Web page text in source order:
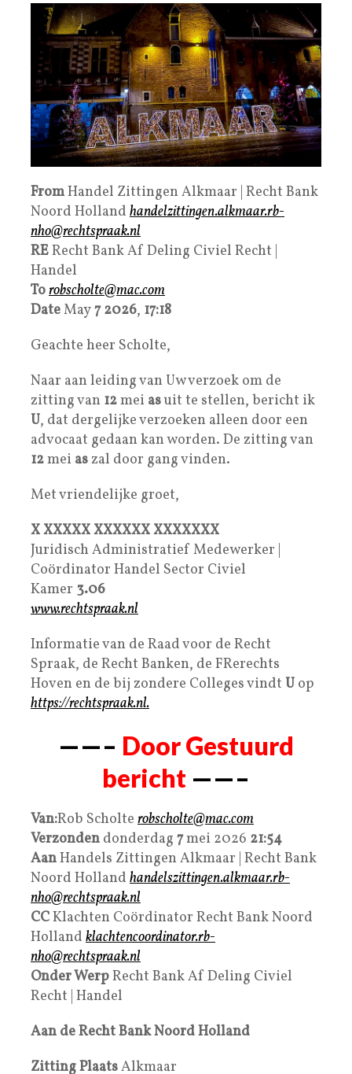
FromHandel Zittingen Alkmaar | Recht Bank
Noord Holland handelzittingen.alkmaar.rb-
nho@rechtspraak.nl
RERecht Bank Af Deling Civiel Recht |
Handel
Torobscholte@mac.com
DateMay7 2026, 17:18
Geachte heer Scholte,
Naar aan leiding van Uw verzoek om de
zitting van 12mei asuit te stellen, bericht ik
U, dat dergelijke verzoeken alleen door een
advocaat gedaan kan worden. De zitting van
12mei aszal door gang vinden.
Met vriendelijke groet,
X XXXXX XXXXXX XXXXXXX
Juridisch Administratief Medewerker |
Coördinator Handel Sector Civiel
Kamer 3.06
www.rechtspraak.nl
Informatie van de Raad voor de Recht
Spraak, de Recht Banken, de FRerechts
Hoven en de bij zondere Colleges vindt U op
https://rechtspraak.nl.
——– Door Gestuurd
bericht ——–
Van:Rob Scholte robscholte@mac.com
Verzonden donderdag 7mei 2026 21:54
AanHandels Zittingen Alkmaar | Recht Bank
Noord Holland handelszittingen.alkmaar.rb-
nho@rechtspraak.nl
CCKlachten Coördinator Recht Bank Noord
Holland klachtencoordinator.rb-
nho@rechtspraak.nl
Onder WerpRecht Bank Af Deling Civiel
Recht | Handel
Aan de Recht Bank Noord Holland
Zitting PlaatsAlkmaar